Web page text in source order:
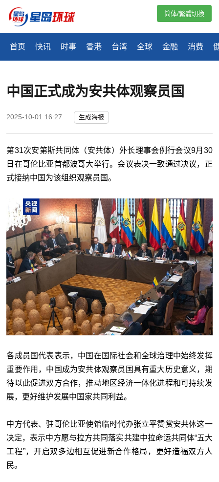
首页 快讯 时事 香港 台湾 全球 金融 消费
简体/繁體切換
中国正式成为安共体观察员国
2025-10-01 16:27 生成海报
第31次安第斯共同体（安共体）外长理事会例行会议9月30
日在哥伦比亚首都波哥大举行。会议表决一致通过决议，正
式接纳中国为该组织观察员国。
各成员国代表表示，中国在国际社会和全球治理中始终发挥
重要作用，中国成为安共体观察员国具有重大历史意义，期
待以此促进双方合作，推动地区经济一体化进程和可持续发
展，更好维护发展中国家共同利益。
中方代表、驻哥伦比亚使馆临时代办张立平赞赏安共体这一
决定，表示中方愿与拉方共同落实共建中拉命运共同体“五大
工程”，开启双多边相互促进新合作格局，更好造福双方人
民。